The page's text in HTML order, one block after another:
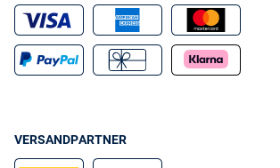
VERSANDPARTNER